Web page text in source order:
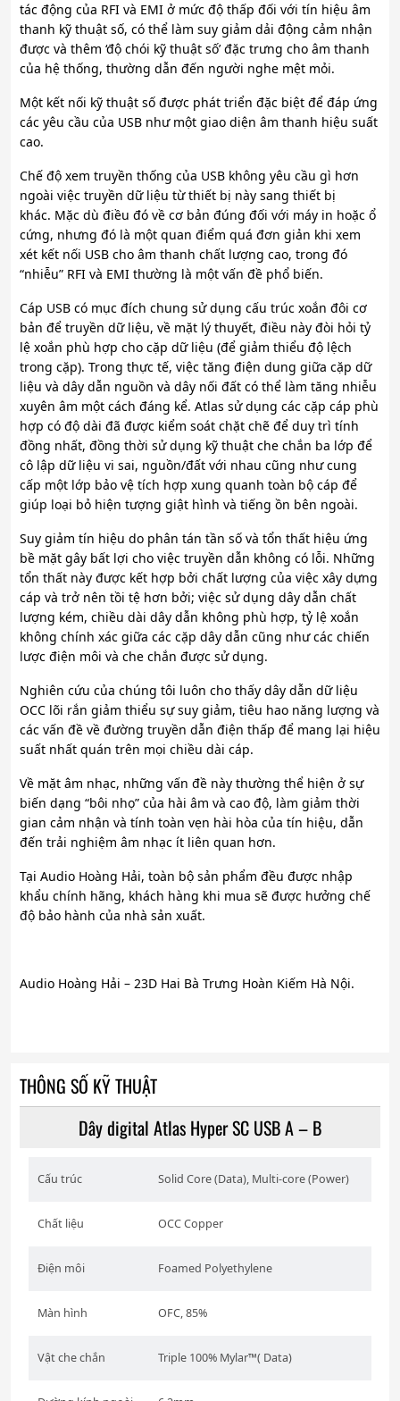
tác động của RFI và EMI ở mức độ thấp đối với tín hiệu âm
thanh kỹ thuật số, có thể làm suy giảm dải động cảm nhận
được và thêm ‘độ chói kỹ thuật số’ đặc trưng cho âm thanh
của hệ thống, thường dẫn đến người nghe mệt mỏi.
Một kết nối kỹ thuật số được phát triển đặc biệt để đáp ứng
các yêu cầu của USB như một giao diện âm thanh hiệu suất
cao.
Chế độ xem truyền thống của USB không yêu cầu gì hơn
ngoài việc truyền dữ liệu từ thiết bị này sang thiết bị
khác. Mặc dù điều đó về cơ bản đúng đối với máy in hoặc ổ
cứng, nhưng đó là một quan điểm quá đơn giản khi xem
xét kết nối USB cho âm thanh chất lượng cao, trong đó
“nhiễu” RFI và EMI thường là một vấn đề phổ biến.
Cáp USB có mục đích chung sử dụng cấu trúc xoắn đôi cơ
bản để truyền dữ liệu, về mặt lý thuyết, điều này đòi hỏi tỷ
lệ xoắn phù hợp cho cặp dữ liệu (để giảm thiểu độ lệch
trong cặp). Trong thực tế, việc tăng điện dung giữa cặp dữ
liệu và dây dẫn nguồn và dây nối đất có thể làm tăng nhiễu
xuyên âm một cách đáng kể. Atlas sử dụng các cặp cáp phù
hợp có độ dài đã được kiểm soát chặt chẽ để duy trì tính
đồng nhất, đồng thời sử dụng kỹ thuật che chắn ba lớp để
cô lập dữ liệu vi sai, nguồn/đất với nhau cũng như cung
cấp một lớp bảo vệ tích hợp xung quanh toàn bộ cáp để
giúp loại bỏ hiện tượng giật hình và tiếng ồn bên ngoài.
Suy giảm tín hiệu do phân tán tần số và tổn thất hiệu ứng
bề mặt gây bất lợi cho việc truyền dẫn không có lỗi. Những
tổn thất này được kết hợp bởi chất lượng của việc xây dựng
cáp và trở nên tồi tệ hơn bởi; việc sử dụng dây dẫn chất
lượng kém, chiều dài dây dẫn không phù hợp, tỷ lệ xoắn
không chính xác giữa các cặp dây dẫn cũng như các chiến
lược điện môi và che chắn được sử dụng.
Nghiên cứu của chúng tôi luôn cho thấy dây dẫn dữ liệu
OCC lõi rắn giảm thiểu sự suy giảm, tiêu hao năng lượng và
các vấn đề về đường truyền dẫn điện thấp để mang lại hiệu
suất nhất quán trên mọi chiều dài cáp.
Về mặt âm nhạc, những vấn đề này thường thể hiện ở sự
biến dạng “bôi nhọ” của hài âm và cao độ, làm giảm thời
gian cảm nhận và tính toàn vẹn hài hòa của tín hiệu, dẫn
đến trải nghiệm âm nhạc ít liên quan hơn.
Tại Audio Hoàng Hải, toàn bộ sản phẩm đều được nhập
khẩu chính hãng, khách hàng khi mua sẽ được hưởng chế
độ bảo hành của nhà sản xuất.
Audio Hoàng Hải – 23D Hai Bà Trưng Hoàn Kiếm Hà Nội.
THÔNG SỐ KỸ THUẬT
Dây digital Atlas Hyper SC USB A – B
Cấu trúc Solid Core (Data), Multi-core (Power)
Chất liệu OCC Copper
Điện môi Foamed Polyethylene
Màn hình OFC, 85%
Vật che chắn Triple 100% Mylar™( Data)